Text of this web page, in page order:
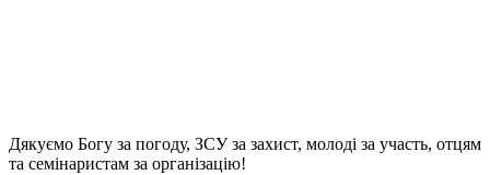
Дякуємо Богу за погоду, ЗСУ за захист, молоді за участь, отцям
та семінаристам за організацію!